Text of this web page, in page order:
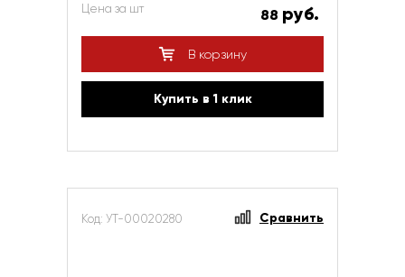
Цена за шт 88 руб.
В корзину
Купить в 1 клик
Код: УТ-00020280 Сравнить